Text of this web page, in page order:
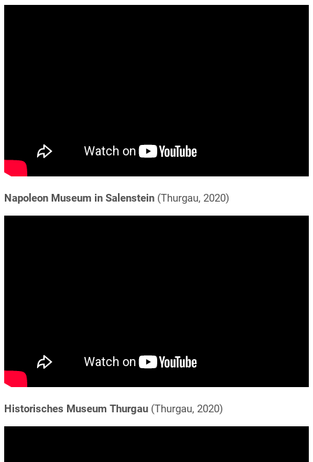
Napoleon Museum in Salenstein (Thurgau, 2020)
Historisches Museum Thurgau (Thurgau, 2020)